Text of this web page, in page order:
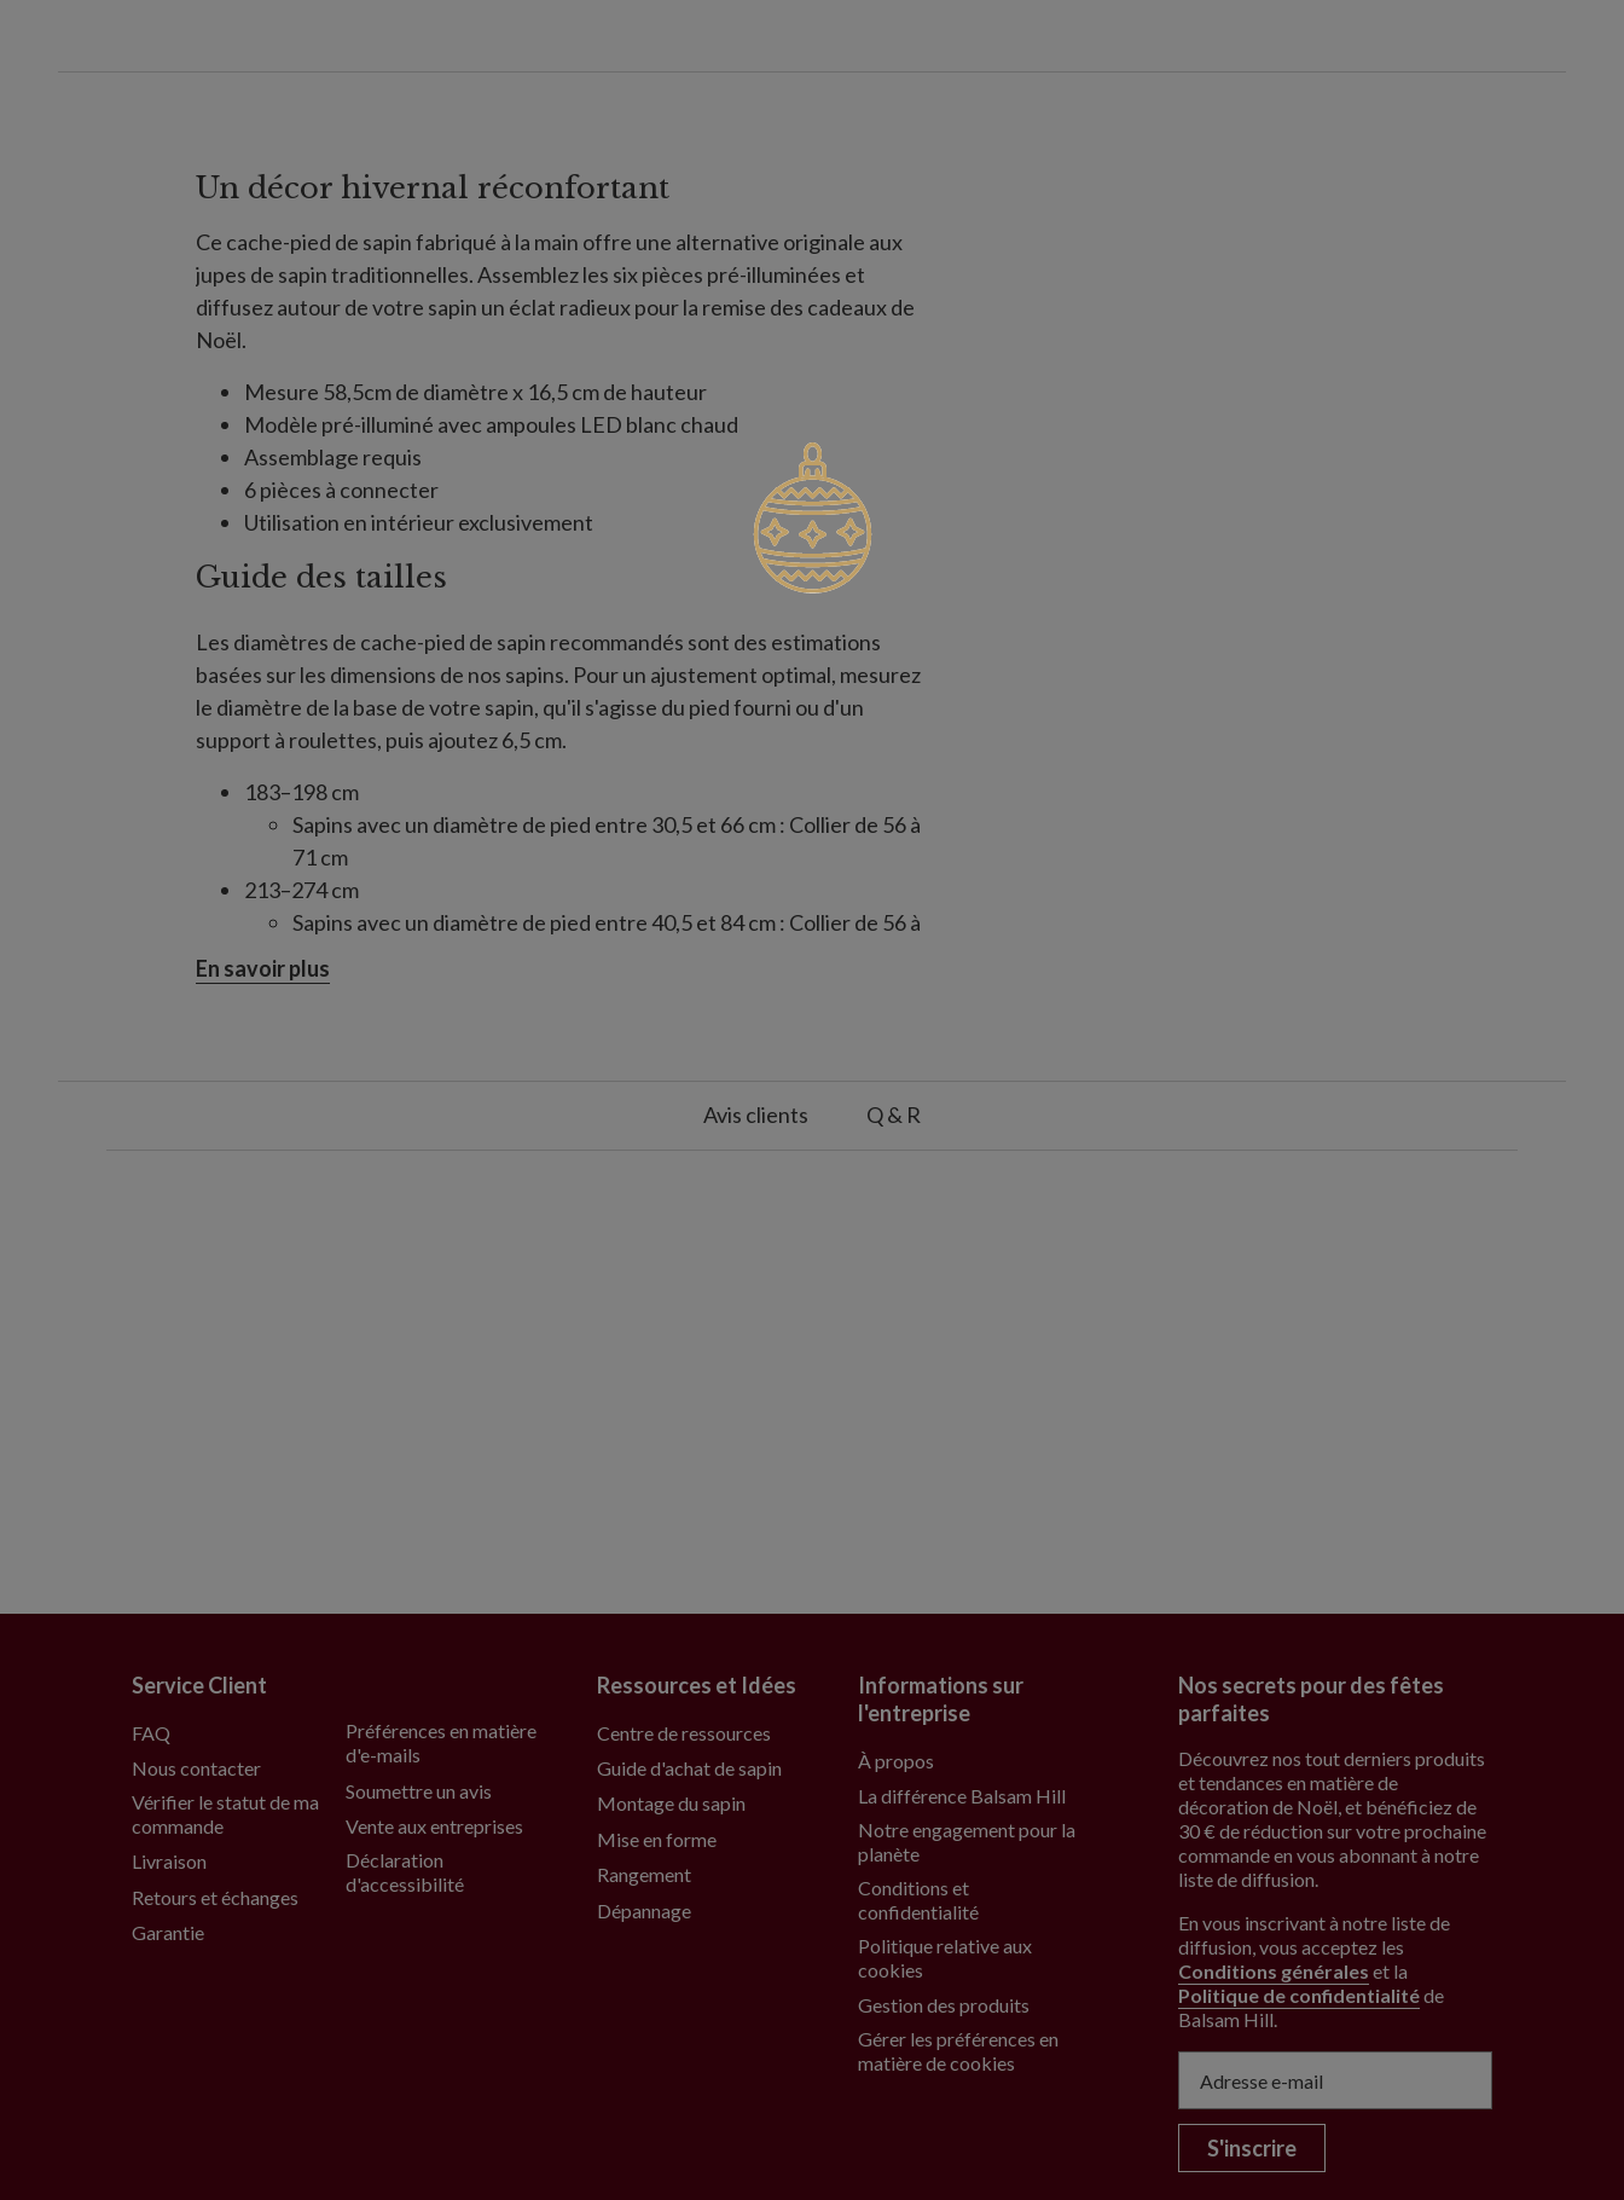
Un décor hivernal réconfortant
Ce cache-pied de sapin fabriqué à la main offre une alternative originale aux
jupes de sapin traditionnelles. Assemblez les six pièces pré-illuminées et
diffusez autour de votre sapin un éclat radieux pour la remise des cadeaux de
Noël.
Mesure 58,5cm de diamètre x 16,5 cm de hauteur
Modèle pré-illuminé avec ampoules LED blanc chaud
Assemblage requis
6 pièces à connecter
Utilisation en intérieur exclusivement
Guide des tailles
Les diamètres de cache-pied de sapin recommandés sont des estimations
basées sur les dimensions de nos sapins. Pour un ajustement optimal, mesurez
le diamètre de la base de votre sapin, qu'il s'agisse du pied fourni ou d'un
support à roulettes, puis ajoutez 6,5 cm.
183–198 cm
Sapins avec un diamètre de pied entre 30,5 et 66 cm : Collier de 56 à
71 cm
213–274 cm
Sapins avec un diamètre de pied entre 40,5 et 84 cm : Collier de 56 à
86 cm
305–427 cm
En savoir plus
Avis clients Q & R
Service Client
FAQ
Nous contacter
Vérifier le statut de ma
commande
Livraison
Retours et échanges
Garantie
Préférences en matière
d'e-mails
Soumettre un avis
Vente aux entreprises
Déclaration
d'accessibilité
Ressources et Idées
Centre de ressources
Guide d'achat de sapin
Montage du sapin
Mise en forme
Rangement
Dépannage
Informations sur
l'entreprise
À propos
La différence Balsam Hill
Notre engagement pour la
planète
Conditions et
confidentialité
Politique relative aux
cookies
Gestion des produits
Gérer les préférences en
matière de cookies
Nos secrets pour des fêtes
parfaites
Découvrez nos tout derniers produits
et tendances en matière de
décoration de Noël, et bénéficiez de
30 € de réduction sur votre prochaine
commande en vous abonnant à notre
liste de diffusion.
En vous inscrivant à notre liste de
diffusion, vous acceptez les
Conditions générales et la
Politique de confidentialitéde
Balsam Hill.
S'inscrire